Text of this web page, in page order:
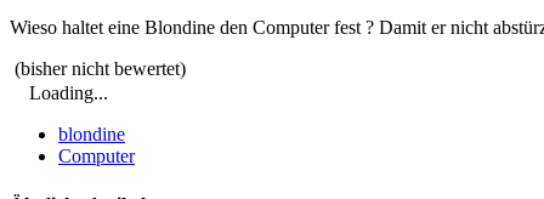
Wieso haltet eine Blondine den Computer fest ? Damit er nicht
(bisher nicht bewertet)
Loading...
blondine
Computer